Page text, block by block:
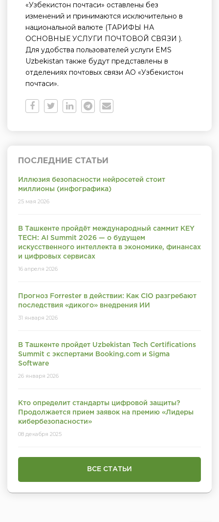
«Узбекистон почтаси» оставлены без
изменений и принимаются исключительно в
национальной валюте (ТАРИФЫ НА
ОСНОВНЫЕ УСЛУГИ ПОЧТОВОЙ СВЯЗИ ).
Для удобства пользователей услуги EMS
Uzbekistan также будут представлены в
отделениях почтовых связи АО «Узбекистон
почтаси».
ПОСЛЕДНИЕ СТАТЬИ
Иллюзия безопасности нейросетей стоит
миллионы (инфографика)
25 мая 2026
В Ташкенте пройдёт международный саммит KEY
TECH: AI Summit 2026 — о будущем
искусственного интеллекта в экономике, финансах
и цифровых сервисах
16 апреля 2026
Прогноз Forrester в действии: Как CIO разгребают
последствия «дикого» внедрения ИИ
31 января 2026
В Ташкенте пройдет Uzbekistan Tech Certifications
Summit с экспертами Booking.com и Sigma
Software
26 января 2026
Кто определит стандарты цифровой защиты?
Продолжается прием заявок на премию «Лидеры
кибербезопасности»
08 декабря 2025
ВСЕ СТАТЬИ